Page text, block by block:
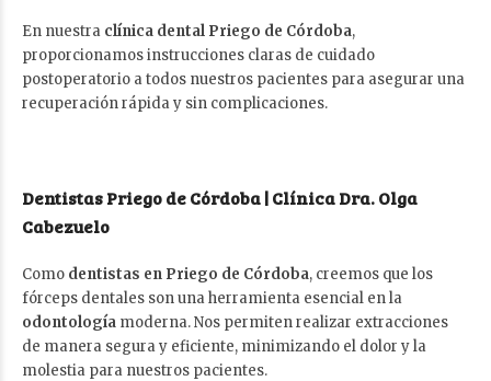
En nuestra clínica dental Priego de Córdoba,
proporcionamos instrucciones claras de cuidado
postoperatorio a todos nuestros pacientes para asegurar una
recuperación rápida y sin complicaciones.
Dentistas Priego de Córdoba | Clínica Dra. Olga
Cabezuelo
Como dentistas en Priego de Córdoba, creemos que los
fórceps dentales son una herramienta esencial en la
odontología moderna. Nos permiten realizar extracciones
de manera segura y eficiente, minimizando el dolor y la
molestia para nuestros pacientes.